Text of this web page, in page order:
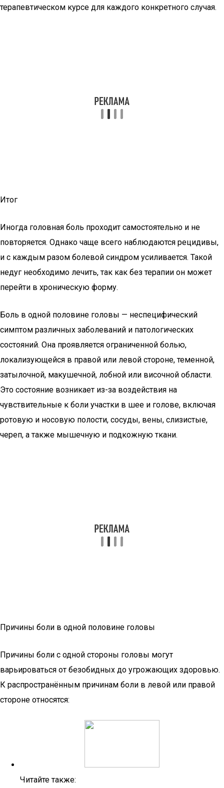
терапевтическом курсе для каждого конкретного случая.
Итог
Иногда головная боль проходит самостоятельно и не
повторяется. Однако чаще всего наблюдаются рецидивы,
и с каждым разом болевой синдром усиливается. Такой
недуг необходимо лечить, так как без терапии он может
перейти в хроническую форму.
Боль в одной половине головы — неспецифический
симптом различных заболеваний и патологических
состояний. Она проявляется ограниченной болью,
локализующейся в правой или левой стороне, теменной,
затылочной, макушечной, лобной или височной области.
Это состояние возникает из-за воздействия на
чувствительные к боли участки в шее и голове, включая
ротовую и носовую полости, сосуды, вены, слизистые,
череп, а также мышечную и подкожную ткани.
Причины боли в одной половине головы
Причины боли с одной стороны головы могут
варьироваться от безобидных до угрожающих здоровью.
К распространённым причинам боли в левой или правой
стороне относятся:
Читайте также: